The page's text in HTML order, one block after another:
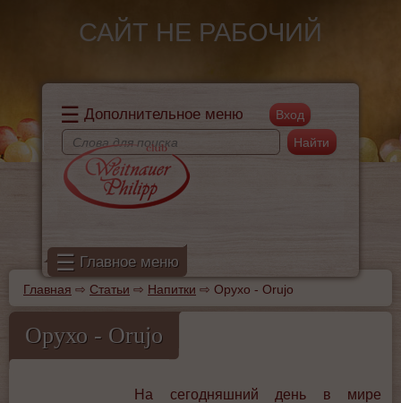
САЙТ НЕ РАБОЧИЙ
☰ Дополнительное меню
Форма поиска
Поиск
☰ Главное меню
Вы здесь
Главная ⇨ Статьи ⇨ Напитки ⇨ Орухо - Orujo
Орухо - Orujo
На сегодняшний день в мире